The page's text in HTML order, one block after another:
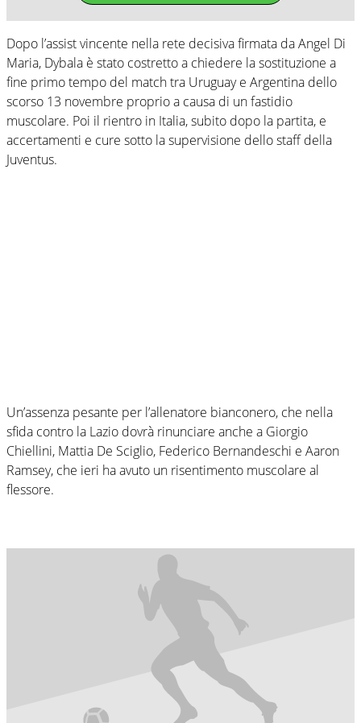
Dopo l’assist vincente nella rete decisiva firmata da Angel Di
Maria, Dybala è stato costretto a chiedere la sostituzione a
fine primo tempo del match tra Uruguay e Argentina dello
scorso 13 novembre proprio a causa di un fastidio
muscolare. Poi il rientro in Italia, subito dopo la partita, e
accertamenti e cure sotto la supervisione dello staff della
Juventus.
Un’assenza pesante per l’allenatore bianconero, che nella
sfida contro la Lazio dovrà rinunciare anche a Giorgio
Chiellini, Mattia De Sciglio, Federico Bernandeschi e Aaron
Ramsey, che ieri ha avuto un risentimento muscolare al
flessore.